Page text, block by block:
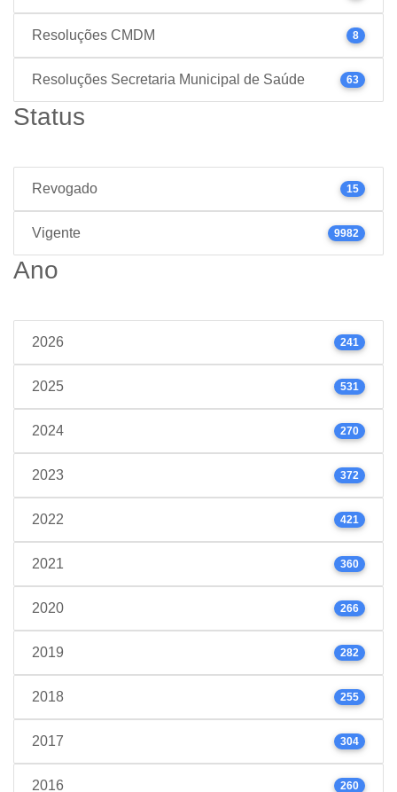
Resoluções CMDM 8
Resoluções Secretaria Municipal de Saúde 63
Status
Revogado 15
Vigente 9982
Ano
2026 241
2025 531
2024 270
2023 372
2022 421
2021 360
2020 266
2019 282
2018 255
2017 304
2016 260